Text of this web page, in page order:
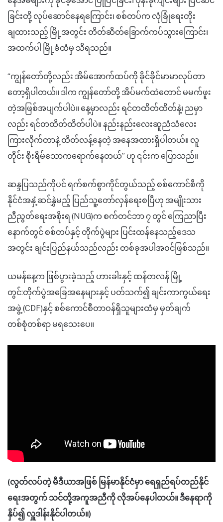
ခြင်းတို့ လုပ်ဆောင်နေရကြောင်း၊ စစ်တပ်က လုံခြုံရေးတိုး
ချထားသည့် မြို့အတွင်း တိတ်ဆိတ်ခြောက်ကပ်သွားကြောင်း၊
အထက်ပါ မြို့ခံထံမှ သိရသည်။
“ကျွန်တော်တို့လည်း အိမ်အောက်ထပ်ကို ခိုင်ခိုင်မာမာလုပ်တာ
တော့ရှိပါတယ်။ ဒါက ကျွန်တော်တို့ အိပ်မက်ထဲတောင် မမက်ဖူး
တဲ့အဖြစ်အပျက်ပါပဲ။ နေ့မှာလည်း ရင်တထိတ်ထိတ်နဲ့၊ ညမှာ
လည်း ရင်တထိတ်ထိတ်ပါပဲ။ နည်းနည်းလေးဆူညံသံလေး
ကြားလိုက်တာနဲ့ ထိတ်လန့်နေတဲ့ အနေအထားရှိပါတယ်။ လူ
တိုင်း စိုးရိမ်သောကရောက်နေတယ်” ဟု ၎င်းက ပြောသည်။
ဆန္ဒပြသည်ကိုပင် ရက်စက်စွာကိုင်တွယ်သည့် စစ်ကောင်စီကို
နိုင်ငံအနှံ့ဆင်နွှဲမည့် ပြည်သူ့တော်လှန်ရေးစပြီဟု အမျိုးသား
ညီညွတ်ရေးအစိုးရ (NUG)က စက်တင်ဘာ ၇ တွင် ကြေညာပြီး
နောက်တွင် စစ်တပ်နှင့် တိုက်ပွဲများ ပြင်းထန်နေသည့်ဒေသ
အတွင်း ချင်းပြည်နယ်သည်လည်း တစ်ခုအပါအဝင်ဖြစ်သည်။
ယမန်နေ့က ဖြစ်ပွားခဲ့သည့် ဟားခါးနှင့် ထန်တလန် မြို့
တွင်:တိုက်ပွဲအခြေအနေများနှင့် ပတ်သက်၍ ချင်းကာကွယ်ရေး
အဖွဲ့ (CDF)နှင့် စစ်ကောင်စီတာဝန်ရှိသူများထံမှ မှတ်ချက်
တစ်စုံတစ်ရာ မရသေးပေ။
(လွတ်လပ်တဲ့ မီဒီယာအဖြစ် မြန်မာနိုင်ငံမှာ ရေရှည်ရပ်တည်နိုင်
ရေးအတွက် သင်တို့အကူအညီကို လိုအပ်နေပါတယ်။ ဒီနေရာကို
နှိပ်၍ လှူဒါန်းနိုင်ပါတယ်။)